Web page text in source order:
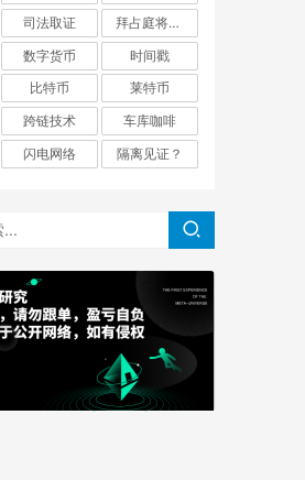
司法取证
拜占庭将军问题
数字货币
时间戳
比特币
莱特币
跨链技术
车库咖啡
闪电网络 隔离见证？